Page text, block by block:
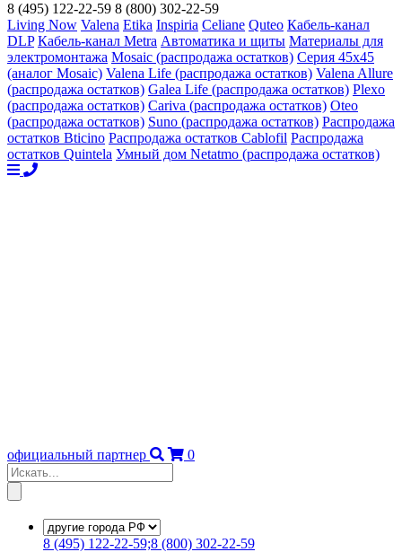
8 (495) 122-22-59 8 (800) 302-22-59
Living Now Valena Etika Inspiria Celiane Quteo Кабель-канал
DLP Кабель-канал Metra Автоматика и щиты Материалы для
электромонтажа Mosaic (распродажа остатков) Серия 45х45
(аналог Mosaic) Valena Life (распродажа остатков) Valena Allure
(распродажа остатков) Galea Life (распродажа остатков) Plexo
(распродажа остатков) Cariva (распродажа остатков) Oteo
(распродажа остатков) Suno (распродажа остатков) Распродажа
остатков Bticino Распродажа остатков Cablofil Распродажа
остатков Quintela Умный дом Netatmo (распродажа остатков)
официальный партнер 0
8 (495) 122-22-59;8 (800) 302-22-59